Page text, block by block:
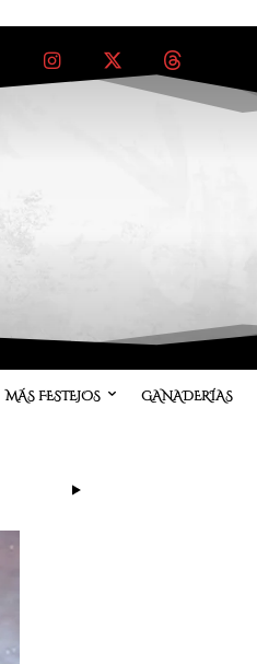
MÁS FESTEJOS GANADERÍAS